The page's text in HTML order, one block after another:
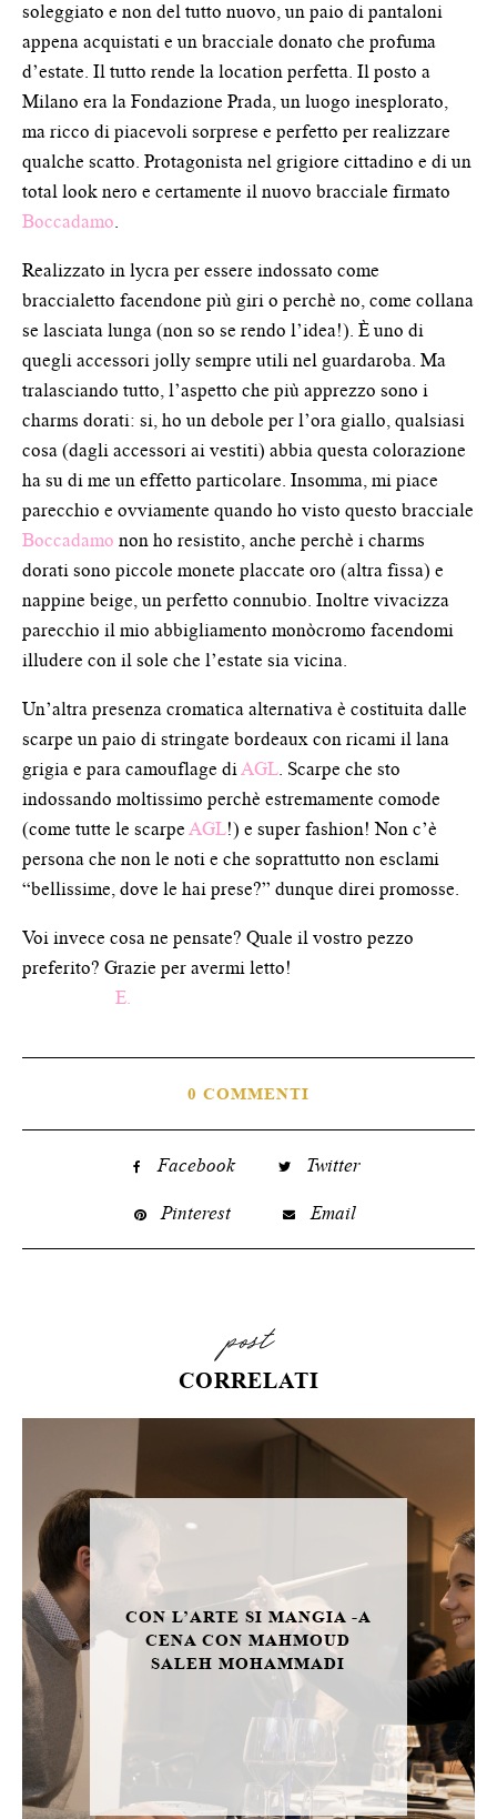
soleggiato e non del tutto nuovo, un paio di pantaloni
appena acquistati e un bracciale donato che profuma
d’estate. Il tutto rende la location perfetta. Il posto a
Milano era la Fondazione Prada, un luogo inesplorato,
ma ricco di piacevoli sorprese e perfetto per realizzare
qualche scatto. Protagonista nel grigiore cittadino e di un
total look nero e certamente il nuovo bracciale firmato
Boccadamo.
Realizzato in lycra per essere indossato come
braccialetto facendone più giri o perchè no, come collana
se lasciata lunga (non so se rendo l’idea!). È uno di
quegli accessori jolly sempre utili nel guardaroba. Ma
tralasciando tutto, l’aspetto che più apprezzo sono i
charms dorati: si, ho un debole per l’ora giallo, qualsiasi
cosa (dagli accessori ai vestiti) abbia questa colorazione
ha su di me un effetto particolare. Insomma, mi piace
parecchio e ovviamente quando ho visto questo bracciale
Boccadamo non ho resistito, anche perchè i charms
dorati sono piccole monete placcate oro (altra fissa) e
nappine beige, un perfetto connubio. Inoltre vivacizza
parecchio il mio abbigliamento monòcromo facendomi
illudere con il sole che l’estate sia vicina.
Un’altra presenza cromatica alternativa è costituita dalle
scarpe un paio di stringate bordeaux con ricami il lana
grigia e para camouflage diAGL. Scarpe che sto
indossando moltissimo perchè estremamente comode
(come tutte le scarpeAGL!) e super fashion! Non c’è
persona che non le noti e che soprattutto non esclami
“bellissime, dove le hai prese?” dunque direi promosse.
Voi invece cosa ne pensate? Quale il vostro pezzo
preferito? Grazie per avermi letto!
E.
0 COMMENTI
Facebook
Twitter
Pinterest
Email
post
CORRELATI
CON L’ARTE SI MANGIA -A
CENA CON MAHMOUD
SALEH MOHAMMADI